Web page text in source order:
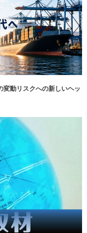
動リスクへの新しいヘッ